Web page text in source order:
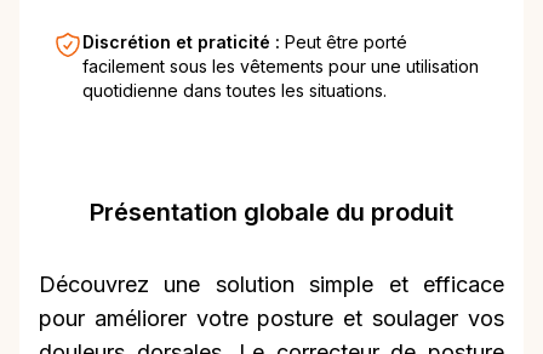
Discrétion et praticité : Peut être porté
facilement sous les vêtements pour une utilisation
quotidienne dans toutes les situations.
Présentation globale du produit
Découvrez une solution simple et efficace
pour améliorer votre posture et soulager vos